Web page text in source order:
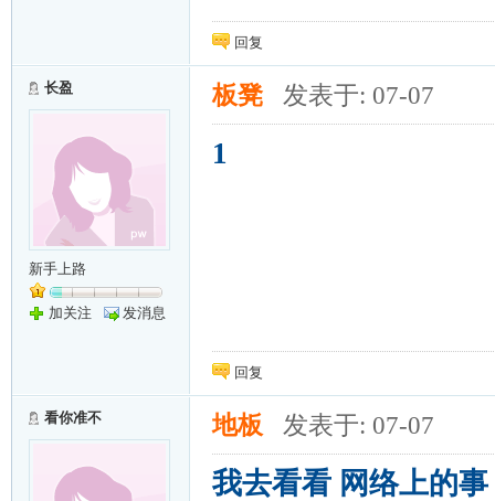
回复
长盈
新手上路
加关注 发消息
板凳 发表于: 07-07
1
回复
看你准不 地板 发表于: 07-07
我去看看 网络上的